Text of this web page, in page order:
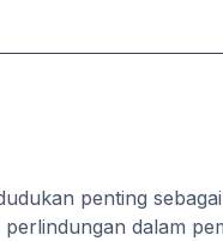
penting
dalam